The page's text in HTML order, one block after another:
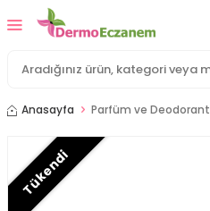
Anasayfa Parfüm ve Deodorant
Tükendi